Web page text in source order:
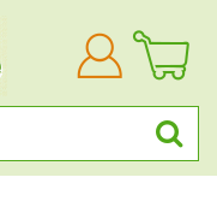
Anmelden